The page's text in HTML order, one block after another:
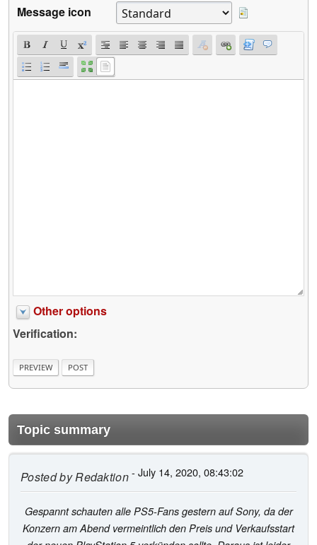
Message icon
Other options
Verification:
Topic summary
Posted byRedaktion- July 14, 2020, 08:43:02
Gespannt schauten alle PS5-Fans gestern auf Sony, da der
Konzern am Abend vermeintlich den Preis und Verkaufsstart